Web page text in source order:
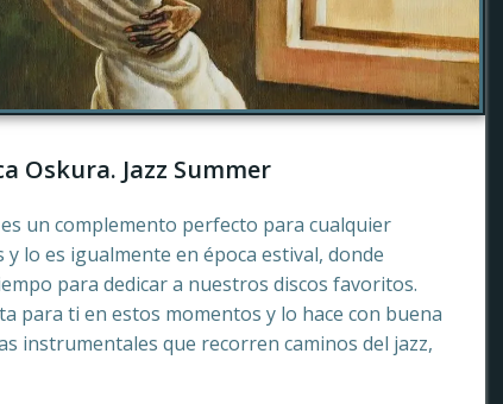
Oskura. Jazz Summer
un complemento perfecto para cualquier
lo es igualmente en época estival, donde
para dedicar a nuestros discos favoritos.
para ti en estos momentos y lo hace con buena
instrumentales que recorren caminos del jazz,